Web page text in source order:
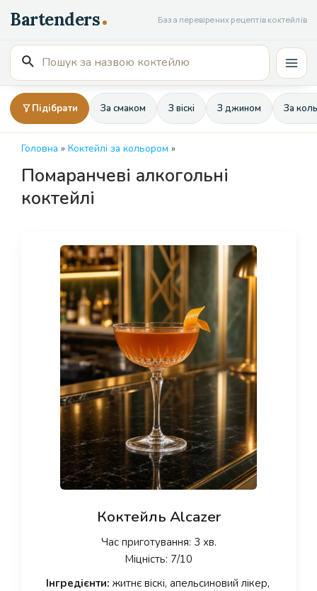
до
вмісту
База перевірених рецептів коктейлів
Пошук
для:
Підібрати За смаком З віскі З джином За
Головна » Коктейлі за кольором »
Помаранчеві алкогольні
коктейлі
Коктейль Alcazer
Час приготування: 3 хв.
Міцність: 7/10
Інгредієнти: житнє віскі, апельсиновий лікер,